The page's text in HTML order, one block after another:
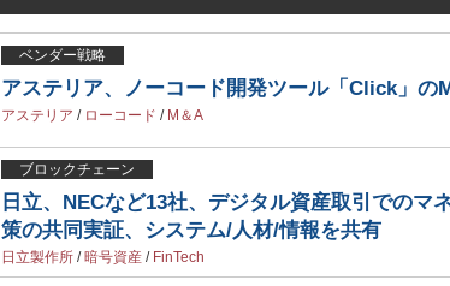
ベンダー戦略
アステリア、ノーコード開発ツール「Click」の
アステリア / ローコード / M＆A
ブロックチェーン
日立、NECなど13社、デジタル資産取引でのマ
策の共同実証、システム/人材/情報を共有
日立製作所 /暗号資産 / FinTech